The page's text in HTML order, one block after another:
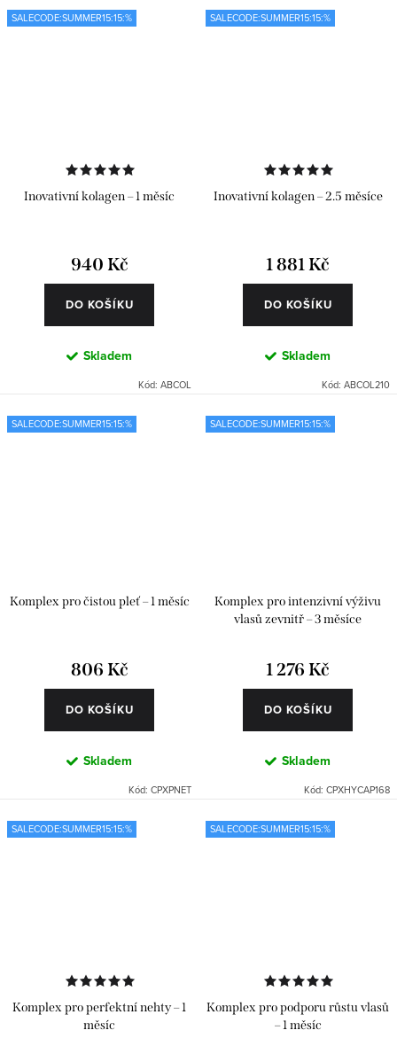
SALECODE:SUMMER15:15:%
Inovativní kolagen – 1 měsíc
940 Kč
DO KOŠÍKU
Skladem
Kód: ABCOL
SALECODE:SUMMER15:15:%
Inovativní kolagen – 2.5 měsíce
1 881 Kč
DO KOŠÍKU
Skladem
Kód: ABCOL210
SALECODE:SUMMER15:15:%
Komplex pro čistou pleť – 1 měsíc
806 Kč
DO KOŠÍKU
Skladem
Kód: CPXPNET
SALECODE:SUMMER15:15:%
Komplex pro intenzivní výživu
vlasů zevnitř – 3 měsíce
1 276 Kč
DO KOŠÍKU
Skladem
Kód: CPXHYCAP168
SALECODE:SUMMER15:15:%
Komplex pro perfektní nehty – 1
měsíc
SALECODE:SUMMER15:15:%
Komplex pro podporu růstu vlasů
– 1 měsíc